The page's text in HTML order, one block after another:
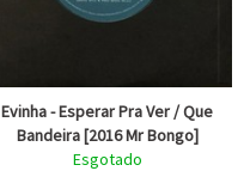
Evinha - Esperar Pra Ver / Que
Bandeira [2016 Mr Bongo]
Esgotado